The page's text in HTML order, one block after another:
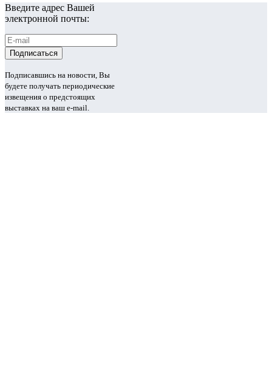
Введите адрес Вашей
электронной почты:
Подписавшись на новости, Вы
будете получать периодические
извещения о предстоящих
выставках на ваш e-mail.